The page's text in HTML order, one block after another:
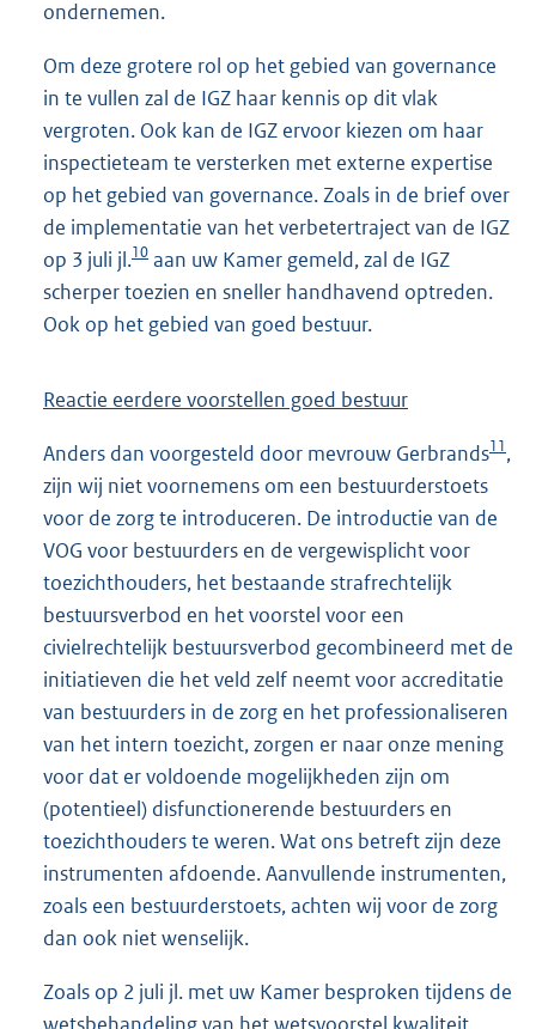
ondernemen.
Om deze grotere rol op het gebied van governance
in te vullen zal de IGZ haar kennis op dit vlak
vergroten. Ook kan de IGZ ervoor kiezen om haar
inspectieteam te versterken met externe expertise
op het gebied van governance. Zoals in de brief over
de implementatie van het verbetertraject van de IGZ
op 3 juli jl.10 aan uw Kamer gemeld, zal de IGZ
scherper toezien en sneller handhavend optreden.
Ook op het gebied van goed bestuur.
Reactie eerdere voorstellen goed bestuur
Anders dan voorgesteld door mevrouw Gerbrands11,
zijn wij niet voornemens om een bestuurderstoets
voor de zorg te introduceren. De introductie van de
VOG voor bestuurders en de vergewisplicht voor
toezichthouders, het bestaande strafrechtelijk
bestuursverbod en het voorstel voor een
civielrechtelijk bestuursverbod gecombineerd met de
initiatieven die het veld zelf neemt voor accreditatie
van bestuurders in de zorg en het professionaliseren
van het intern toezicht, zorgen er naar onze mening
voor dat er voldoende mogelijkheden zijn om
(potentieel) disfunctionerende bestuurders en
toezichthouders te weren. Wat ons betreft zijn deze
instrumenten afdoende. Aanvullende instrumenten,
zoals een bestuurderstoets, achten wij voor de zorg
dan ook niet wenselijk.
Zoals op 2 juli jl. met uw Kamer besproken tijdens de